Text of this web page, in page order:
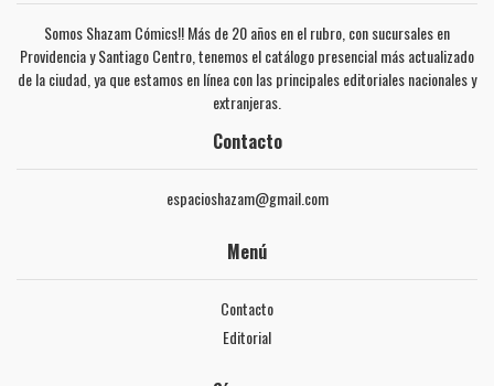
Somos Shazam Cómics!! Más de 20 años en el rubro, con sucursales en
Providencia y Santiago Centro, tenemos el catálogo presencial más actualizado
de la ciudad, ya que estamos en línea con las principales editoriales nacionales y
extranjeras.
Contacto
espacioshazam@gmail.com
Menú
Contacto
Editorial